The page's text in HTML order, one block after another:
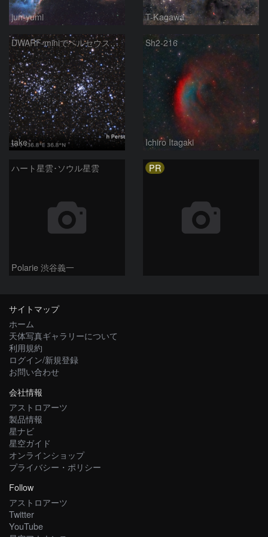
jun-yumi T-Kagawa
DWARF-miniでペルセウス座の二重星団
take
Sh2-216
Ichiro Itagaki
ハート星雲･ソウル星雲
Polarie 渋谷義一
PR
サイトマップ
ホーム
天体写真ギャラリーについて
利用規約
ログイン/新規登録
お問い合わせ
会社情報
アストロアーツ
製品情報
星ナビ
星空ガイド
オンラインショップ
プライバシー・ポリシー
Follow
アストロアーツ
Twitter
YouTube